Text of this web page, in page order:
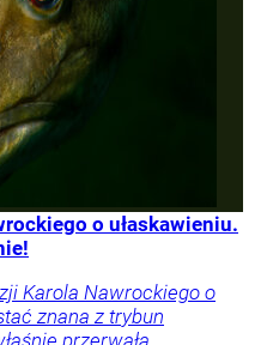
o ułaskawieniu.
Karola Nawrockiego o
znana z trybun